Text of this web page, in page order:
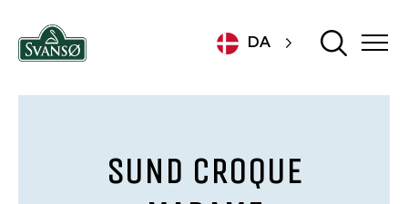
DA
SUND CROQUE